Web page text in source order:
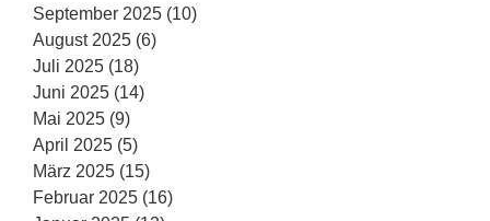
September 2025 (10)
August 2025 (6)
Juli 2025 (18)
Juni 2025 (14)
Mai 2025 (9)
April 2025 (5)
März 2025 (15)
Februar 2025 (16)